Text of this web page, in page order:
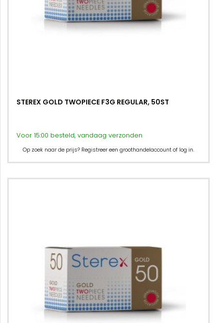
STEREX GOLD TWOPIECE F3G REGULAR, 50ST
Voor 15:00 besteld, vandaag verzonden
Op zoek naar de prijs? Registreer een groothandelaccount of log in.